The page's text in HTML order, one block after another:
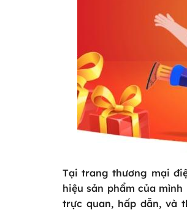
Tại trang thương mại
hiệu sản phẩm của
trực quan, hấp dẫn, và